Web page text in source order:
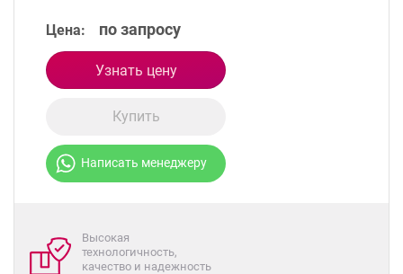
Цена: по запросу
Узнать цену
Купить
Написать менеджеру
Высокая
технологичность,
качество и надежность